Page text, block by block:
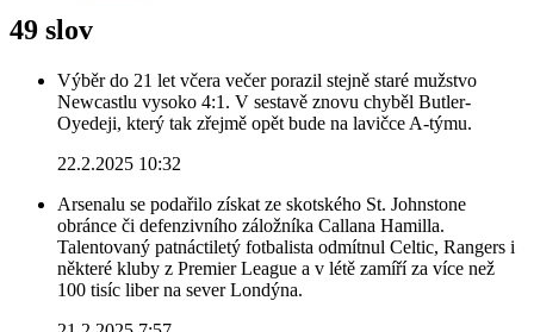
49 slov
Výběr do 21 let včera večer porazil stejně staré mužstvo
Newcastlu vysoko 4:1. V sestavě znovu chyběl Butler-
Oyedeji, který tak zřejmě opět bude na lavičce A-týmu.
22.2.2025 10:32
Arsenalu se podařilo získat ze skotského St. Johnstone
obránce či defenzivního záložníka Callana Hamilla.
Talentovaný patnáctiletý fotbalista odmítnul Celtic, Rangers i
některé kluby z Premier League a v létě zamíří za více než
100 tisíc liber na sever Londýna.